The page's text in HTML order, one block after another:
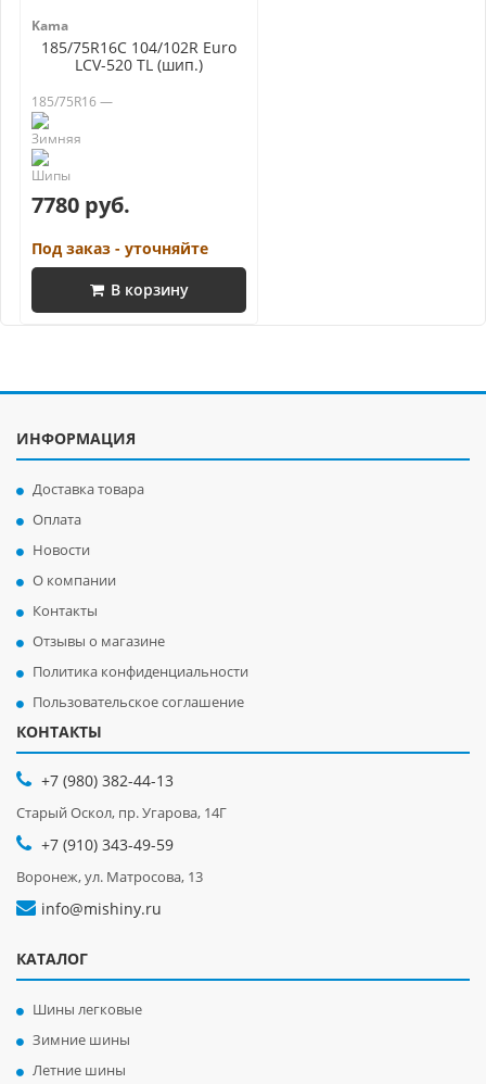
Kama
185/75R16C 104/102R Euro
LCV-520 TL (шип.)
185/75R16 —
7780 руб.
Под заказ - уточняйте
В корзину
ИНФОРМАЦИЯ
Доставка товара
Оплата
Новости
О компании
Контакты
Отзывы о магазине
Политика конфиденциальности
Пользовательское соглашение
КОНТАКТЫ
+7 (980) 382-44-13
Старый Оскол, пр. Угарова, 14Г
+7 (910) 343-49-59
Воронеж, ул. Матросова, 13
info@mishiny.ru
КАТАЛОГ
Шины легковые
Зимние шины
Летние шины